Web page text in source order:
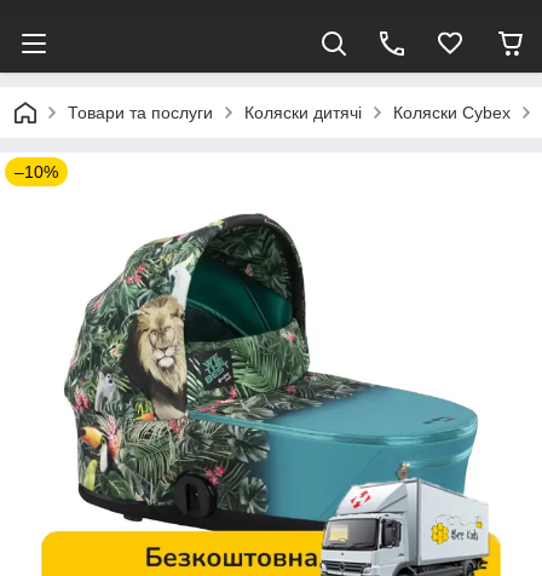
Товари та послуги Коляски дитячі Коляски Cybex
–10%